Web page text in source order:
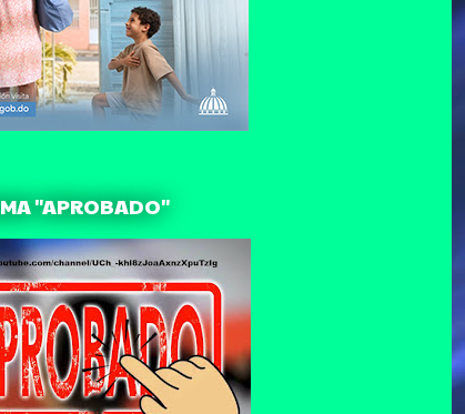
"APROBADO"